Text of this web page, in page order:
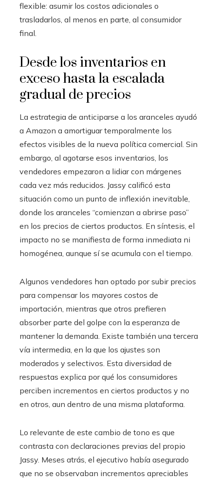
flexible: asumir los costos adicionales o
trasladarlos, al menos en parte, al consumidor
final.
Desde los inventarios en
exceso hasta la escalada
gradual de precios
La estrategia de anticiparse a los aranceles ayudó
a Amazon a amortiguar temporalmente los
efectos visibles de la nueva política comercial. Sin
embargo, al agotarse esos inventarios, los
vendedores empezaron a lidiar con márgenes
cada vez más reducidos. Jassy calificó esta
situación como un punto de inflexión inevitable,
donde los aranceles “comienzan a abrirse paso”
en los precios de ciertos productos. En síntesis, el
impacto no se manifiesta de forma inmediata ni
homogénea, aunque sí se acumula con el tiempo.
Algunos vendedores han optado por subir precios
para compensar los mayores costos de
importación, mientras que otros prefieren
absorber parte del golpe con la esperanza de
mantener la demanda. Existe también una tercera
vía intermedia, en la que los ajustes son
moderados y selectivos. Esta diversidad de
respuestas explica por qué los consumidores
perciben incrementos en ciertos productos y no
en otros, aun dentro de una misma plataforma.
Lo relevante de este cambio de tono es que
contrasta con declaraciones previas del propio
Jassy. Meses atrás, el ejecutivo había asegurado
que no se observaban incrementos apreciables